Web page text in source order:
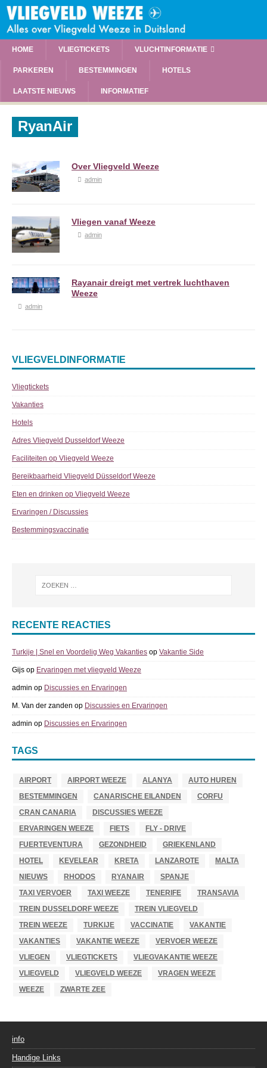
HOME VLIEGTICKETS VLUCHTINFORMATIE
PARKEREN BESTEMMINGEN HOTELS
LAATSTE NIEUWS INFORMATIEF
RyanAir
Over Vliegveld Weeze
admin
Vliegen vanaf Weeze
admin
Rayanair dreigt met vertrek luchthaven
Weeze
admin
VLIEGVELDINFORMATIE
Vliegtickets
Vakanties
Hotels
Adres Vliegveld Dusseldorf Weeze
Faciliteiten op Vliegveld Weeze
Bereikbaarheid Vliegveld Düsseldorf Weeze
Eten en drinken op Vliegveld Weeze
Ervaringen / Discussies
Bestemmingsvaccinatie
RECENTE REACTIES
Turkije | Snel en Voordelig Weg Vakanties op Vakantie Side
Gijs op Ervaringen met vliegveld Weeze
admin op Discussies en Ervaringen
M. Van der zanden op Discussies en Ervaringen
admin op Discussies en Ervaringen
TAGS
AIRPORT AIRPORT WEEZE ALANYA
AUTO HUREN
BESTEMMINGEN
CANARISCHE EILANDEN
CORFU
CRAN CANARIA
DISCUSSIES WEEZE
ERVARINGEN WEEZE
FIETS
FLY - DRIVE
FUERTEVENTURA
GEZONDHEID
GRIEKENLAND
HOTEL
KEVELEAR KRETA LANZAROTE
MALTA
NIEUWS
RHODOS RYANAIR
SPANJE
TAXI VERVOER
TAXI WEEZE TENERIFE
TRANSAVIA
TREIN DUSSELDORF WEEZE
TREIN VLIEGVELD
TREIN WEEZE
TURKIJE VACCINATIE
VAKANTIE
VAKANTIES
VAKANTIE WEEZE
VERVOER WEEZE
VLIEGEN
VLIEGTICKETS
VLIEGVAKANTIE WEEZE
VLIEGVELD
VLIEGVELD WEEZE
VRAGEN WEEZE
WEEZE
ZWARTE ZEE
info
Handige Links